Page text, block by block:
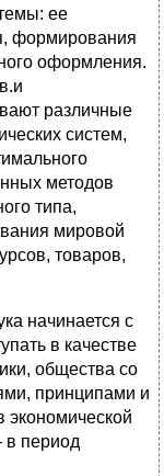
ее
формирования
оформления.
различные
систем,
методов
типа,
мировой
товаров,
начинается с
в качестве
общества со
принципами и
экономической
в период